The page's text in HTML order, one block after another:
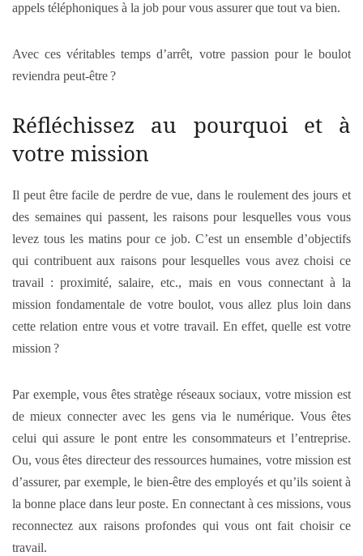
appels téléphoniques à la job pour vous assurer que tout va bien.
Avec ces véritables temps d’arrêt, votre passion pour le boulot
reviendra peut-être ?
Réfléchissez au pourquoi et à
votre mission
Il peut être facile de perdre de vue, dans le roulement des jours et
des semaines qui passent, les raisons pour lesquelles vous vous
levez tous les matins pour ce job. C’est un ensemble d’objectifs
qui contribuent aux raisons pour lesquelles vous avez choisi ce
travail : proximité, salaire, etc., mais en vous connectant à la
mission fondamentale de votre boulot, vous allez plus loin dans
cette relation entre vous et votre travail. En effet, quelle est votre
mission ?
Par exemple, vous êtes stratège réseaux sociaux, votre mission est
de mieux connecter avec les gens via le numérique. Vous êtes
celui qui assure le pont entre les consommateurs et l’entreprise.
Ou, vous êtes directeur des ressources humaines, votre mission est
d’assurer, par exemple, le bien-être des employés et qu’ils soient à
la bonne place dans leur poste. En connectant à ces missions, vous
reconnectez aux raisons profondes qui vous ont fait choisir ce
travail.